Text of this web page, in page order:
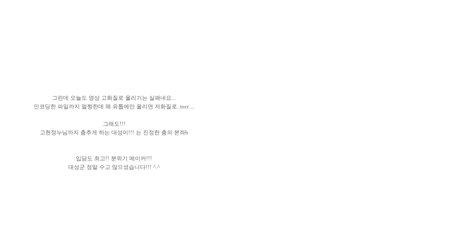
그런데 오늘도 영상 고화질로 올리기는 실패네요...
인코딩한 파일까지 멀쩡한데 왜 유툽에만 올리면 저화질로..torr....
그래도!!!
고현정누님까지 춤추게 하는 대성이!!! 는 진정한 춤의 본좌b
입담도 최고!! 분위기 메이커!!!
대성군 정말 수고 많으셨습니다!!! ^.^